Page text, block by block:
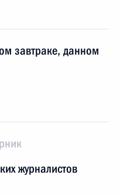
завтраке, данном
журналистов